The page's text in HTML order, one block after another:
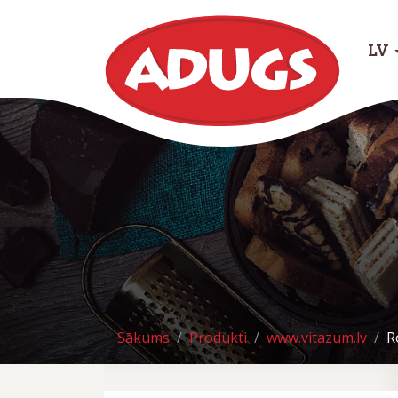
LV
Sākums Produkti www.vitazum.lv